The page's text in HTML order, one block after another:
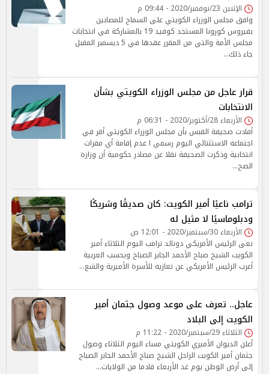
الإثنين 23/نوفمبر/2020 - 09:44 م
وافق مجلس الوزراء الكويتي على السماح للمصابين
بفيروس كورونا المستجد كوفيد 19 بالمشاركة فى انتخابات
مجلس الأمة والتي من المقرر عقدها في 5 ديسمبر المقبل
جاء ذلك…
قرار عاجل من مجلس الوزراء الكويتي بشأن
الانتخابات
الأربعاء 28/أكتوبر/2020 - 06:31 م
أفادت صحيفة القبس بأن مجلس الوزراء الكويتي أقر في
اجتماعه الاستثنائي اليوم رسمي ا عدم إقامة أي مقرات
انتخابية وذكرت الصحيفة نقلا عن مصادر حكومية أن وزارة
الصح…
ترامب ناعيًا أمير الكويت: كان صديقًا وشريكًا
ودبلوماسيًا لا مثيل له
الأربعاء 30/سبتمبر/2020 - 12:01 ص
نعى الرئيس الأمريكي دونالد ترامب اليوم الثلاثاء أمير
الكويت الشيخ صباح الأحمد الجابر الصباح وبحسب العربية
أعرب الرئيس الأمريكي عن تعازيه للأسرة الأميرية والشع…
عاجل.. تعرف على موعد وصول جثمان أمير
الكويت إلى البلاد
الثلاثاء 29/سبتمبر/2020 - 11:22 م
أعلن الديوان الأميري الكويتي مساء اليوم الثلاثاء وصول
جثمان أمير الكويت الراحل الشيخ صباح الأحمد الجابر الصباح
إلى أرض الوطن يوم غد الأربعاء قادما من الولايات…